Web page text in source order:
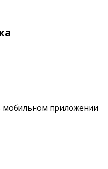
мобильном приложении